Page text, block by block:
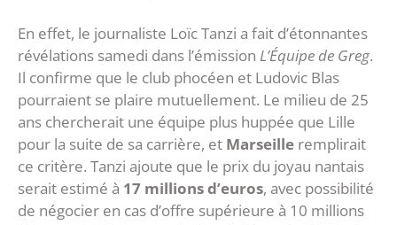
En effet, le journaliste Loïc Tanzi a fait d’étonnantes
révélations samedi dans l’émission L’Équipe de Greg.
Il confirme que le club phocéen et Ludovic Blas
pourraient se plaire mutuellement. Le milieu de 25
ans chercherait une équipe plus huppée que Lille
pour la suite de sa carrière, et Marseille remplirait
ce critère. Tanzi ajoute que le prix du joyau nantais
serait estimé à 17 millions d’euros, avec possibilité
de négocier en cas d’offre supérieure à 10 millions